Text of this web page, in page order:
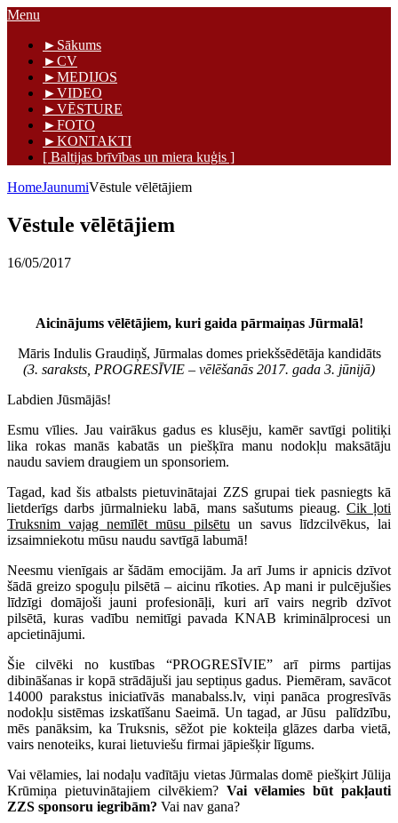
Skip
content
Māris Graudiņš
Menu
►Sākums
►CV
►MEDIJOS
►VIDEO
►VĒSTURE
►FOTO
►KONTAKTI
[ Baltijas brīvības un miera kuģis ]
HomeJaunumiVēstule vēlētājiem
Vēstule vēlētājiem
16/05/2017
Aicinājums vēlētājiem, kuri gaida pārmaiņas Jūrmalā!
Māris Indulis Graudiņš, Jūrmalas domes priekšsēdētāja kandidāts
(3. saraksts, PROGRESĪVIE – vēlēšanās 2017. gada 3. jūnijā)
Labdien Jūsmājās!
Esmu vīlies. Jau vairākus gadus es klusēju, kamēr savtīgi politiķi
lika rokas manās kabatās un piešķīra manu nodokļu maksātāju
naudu saviem draugiem un sponsoriem.
Tagad, kad šis atbalsts pietuvinātajai ZZS grupai tiek pasniegts kā
lietderīgs darbs jūrmalnieku labā, mans sašutums pieaug. Cik ļoti
Truksnim vajag nemīlēt mūsu pilsētu un savus līdzcilvēkus, lai
izsaimniekotu mūsu naudu savtīgā labumā!
Neesmu vienīgais ar šādām emocijām. Ja arī Jums ir apnicis dzīvot
šādā greizo spoguļu pilsētā – aicinu rīkoties. Ap mani ir pulcējušies
līdzīgi domājoši jauni profesionāļi, kuri arī vairs negrib dzīvot
pilsētā, kuras vadību nemitīgi pavada KNAB kriminālprocesi un
apcietinājumi.
Šie cilvēki no kustības “PROGRESĪVIE” arī pirms partijas
dibināšanas ir kopā strādājuši jau septiņus gadus. Piemēram, savācot
14000 parakstus iniciatīvās manabalss.lv, viņi panāca progresīvās
nodokļu sistēmas izskatīšanu Saeimā. Un tagad, ar Jūsu palīdzību,
mēs panāksim, ka Truksnis, sēžot pie kokteiļa glāzes darba vietā,
vairs nenoteiks, kurai lietuviešu firmai jāpiešķir līgums.
Vai vēlamies, lai nodaļu vadītāju vietas Jūrmalas domē piešķirt Jūlija
Krūmiņa pietuvinātajiem cilvēkiem? Vai vēlamies būt pakļauti
ZZS sponsoru iegribām? Vai nav gana?